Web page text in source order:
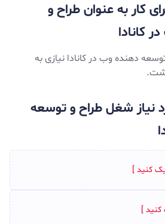
کار به عنوان طراح و
کانادا
دهنده وب در کانادا نیازی به
نیاز شغل طراح و توسعه